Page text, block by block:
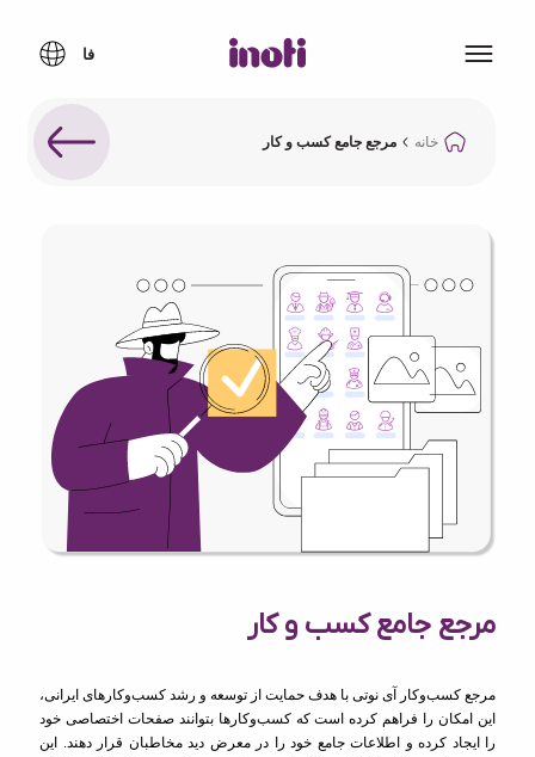
خانه مرجع جامع کسب و کار
مرجع جامع کسب و کار
مرجع کسب‌وکار آی نوتی با هدف حمایت از توسعه و رشد کسب‌وکارهای ایرانی،
این امکان را فراهم کرده است که کسب‌وکارها بتوانند صفحات اختصاصی خود
را ایجاد کرده و اطلاعات جامع خود را در معرض دید مخاطبان قرار دهند. این